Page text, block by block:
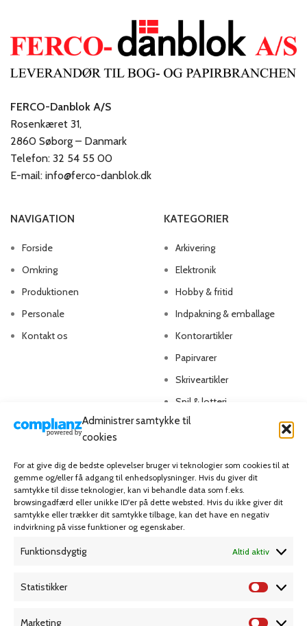
Administrer samtykke til
cookies
For at give dig de bedste oplevelser bruger vi teknologier som cookies til at
gemme og/eller få adgang til enhedsoplysninger. Hvis du giver dit
samtykke til disse teknologier, kan vi behandle data som f.eks.
browsingadfærd eller unikke ID'er på dette websted. Hvis du ikke giver dit
samtykke eller trækker dit samtykke tilbage, kan det have en negativ
indvirkning på visse funktioner og egenskaber.
Funktionsdygtig Altid aktiv
Statistikker
Marketing
FERCO-Danblok A/S
Rosenkæret 31,
2860 Søborg – Danmark
Telefon: 32 54 55 00
E-mail: info@ferco-danblok.dk
NAVIGATION
Forside
Omkring
Produktionen
Personale
Kontakt os
KATEGORIER
Arkivering
Elektronik
Hobby & fritid
Indpakning & emballage
Kontorartikler
Papirvarer
Skriveartikler
Spil & lotteri
Kontoinformationer
Ordrer
Adresser
Favoritliste
Handelsbetingelser
Privatlivspolitik
Bliv kunde